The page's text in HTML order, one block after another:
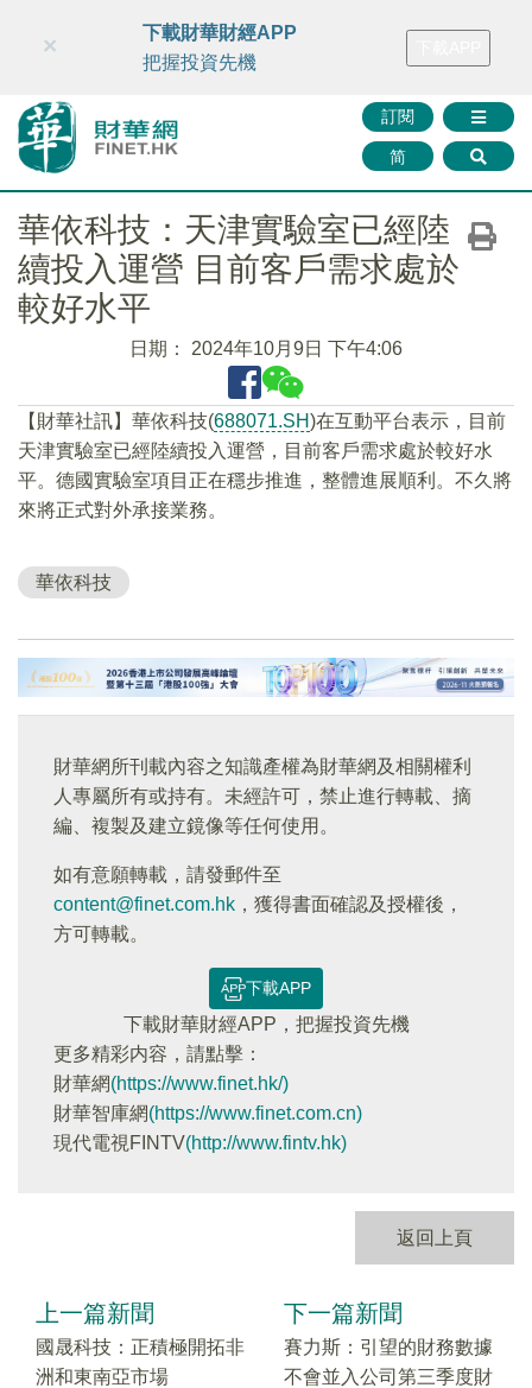
財華智庫網 FINTV FINMETA 財華證券 媒體矩陣
訂閱
简
×
下載財華財經APP
把握投資先機
華依科技：天津實驗室已經陸
續投入運營 目前客戶需求處於
較好水平
日期： 2024年10月9日 下午4:06
【財華社訊】華依科技(688071.SH)在互動平台表示，目前
天津實驗室已經陸續投入運營，目前客戶需求處於較好水
平。德國實驗室項目正在穩步推進，整體進展順利。不久將
來將正式對外承接業務。
華依科技
財華網所刊載內容之知識產權為財華網及相關權利
人專屬所有或持有。未經許可，禁止進行轉載、摘
編、複製及建立鏡像等任何使用。
如有意願轉載，請發郵件至
content@finet.com.hk ，獲得書面確認及授權後，
方可轉載。
下載APP
下載財華財經APP，把握投資先機
更多精彩内容，請點擊：
財華網(https://www.finet.hk/)
財華智庫網(https://www.finet.com.cn)
現代電視FINTV(http://www.fintv.hk)
返回上頁
上一篇新聞
國晟科技：正積極開拓非
洲和東南亞市場
下一篇新聞
賽力斯：引望的財務數據
不會並入公司第三季度財